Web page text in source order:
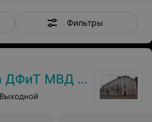
Фильтры
МВД Витебска
Выходной